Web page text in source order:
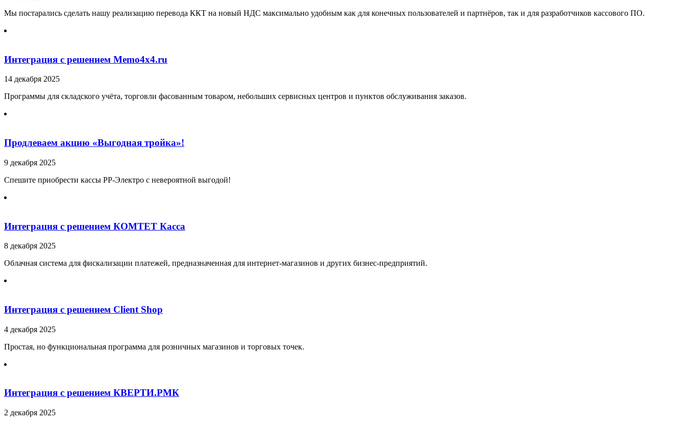
Мы постарались сделать нашу реализацию перевода ККТ на новый НДС максимально удобным как для конечных пользователей и партнёров, так и для разработчиков кассового ПО.
Интеграция с решением Memo4x4.ru
14 декабря 2025
Программы для складского учёта, торговли фасованным товаром, небольших сервисных центров и пунктов обслуживания заказов.
Продлеваем акцию «Выгодная тройка»!
9 декабря 2025
Спешите приобрести кассы РР-Электро с невероятной выгодой!
Интеграция с решением КОМТЕТ Касса
8 декабря 2025
Облачная система для фискализации платежей, предназначенная для интернет-магазинов и других бизнес-предприятий.
Интеграция с решением Client Shop
4 декабря 2025
Простая, но функциональная программа для розничных магазинов и торговых точек.
Интеграция с решением КВЕРТИ.РМК
2 декабря 2025